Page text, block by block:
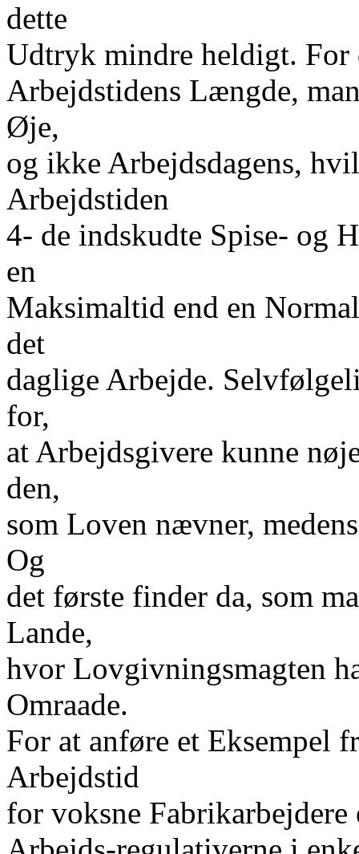
dette
Udtryk mindre heldigt. For
Arbejdstidens Længde,
Øje,
og ikke Arbejdsdagens,
Arbejdstiden
4- de indskudte Spise- og
en
Maksimaltid end en
det
daglige Arbejde.
for,
at Arbejdsgivere kunne
den,
som Loven nævner,
Og
det første finder da, som
Lande,
hvor Lovgivningsmagten
Omraade.
For at anføre et Eksempel
Arbejdstid
for voksne